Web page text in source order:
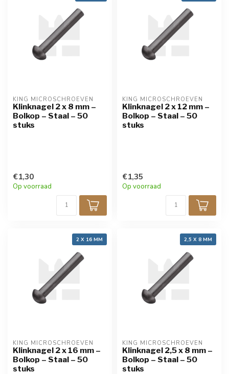
KING MICROSCHROEVEN
Klinknagel 2 x 8 mm –
Bolkop – Staal – 50
stuks
€1,30
Op voorraad
KING MICROSCHROEVEN
Klinknagel 2 x 12 mm –
Bolkop – Staal – 50
stuks
€1,35
Op voorraad
2 X 16 MM
KING MICROSCHROEVEN
Klinknagel 2 x 16 mm –
Bolkop – Staal – 50
stuks
2,5 X 8 MM
KING MICROSCHROEVEN
Klinknagel 2,5 x 8 mm –
Bolkop – Staal – 50
stuks